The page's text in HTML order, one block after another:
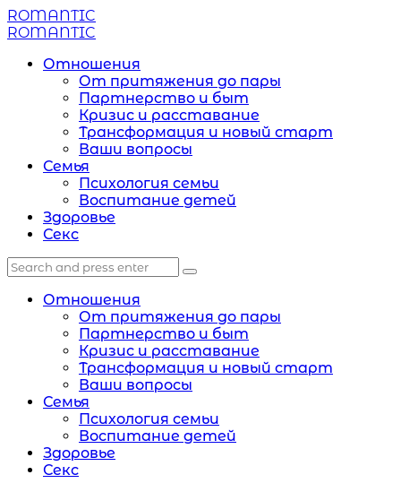
Menu
ROMANTIC
Search
Menu
ROMANTIC
Отношения
От притяжения до пары
Партнерство и быт
Кризис и расставание
Трансформация и новый старт
Ваши вопросы
Семья
Психология семьи
Воспитание детей
Здоровье
Секс
Search
Search
for:
Search
Отношения
От притяжения до пары
Партнерство и быт
Кризис и расставание
Трансформация и новый старт
Ваши вопросы
Семья
Психология семьи
Воспитание детей
Здоровье
Секс